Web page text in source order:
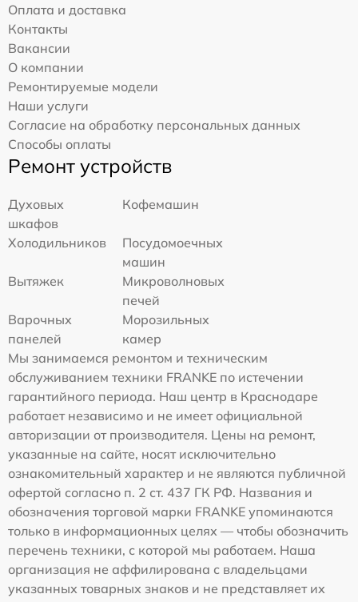
Оплата и доставка
Контакты
Вакансии
О компании
Ремонтируемые модели
Наши услуги
Согласие на обработку персональных данных
Способы оплаты
Ремонт устройств
Духовых
шкафов
Кофемашин
Холодильников
Посудомоечных
машин
Вытяжек
Микроволновых
печей
Варочных
панелей
Морозильных
камер
Мы занимаемся ремонтом и техническим
обслуживанием техники FRANKE по истечении
гарантийного периода. Наш центр в Краснодаре
работает независимо и не имеет официальной
авторизации от производителя. Цены на ремонт,
указанные на сайте, носят исключительно
ознакомительный характер и не являются публичной
офертой согласно п. 2 ст. 437 ГК РФ. Названия и
обозначения торговой марки FRANKE упоминаются
только в информационных целях — чтобы обозначить
перечень техники, с которой мы работаем. Наша
организация не аффилирована с владельцами
указанных товарных знаков и не представляет их